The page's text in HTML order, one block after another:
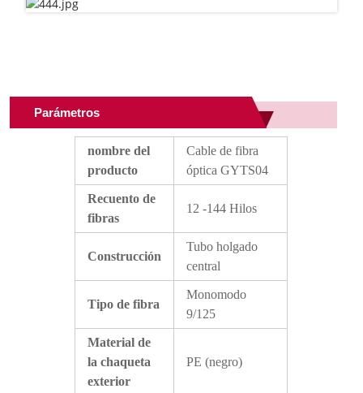
Parámetros
nombre del
producto
Cable de fibra
óptica GYTS04
Recuento de
fibras
12 -144 Hilos
Construcción
Tubo holgado
central
Tipo de fibra
Monomodo
9/125
Material de
la chaqueta
exterior
PE (negro)
La armadura de cinta de acero y la cubierta de
Aplicaciones
Subterráneo, aéreo y ducto